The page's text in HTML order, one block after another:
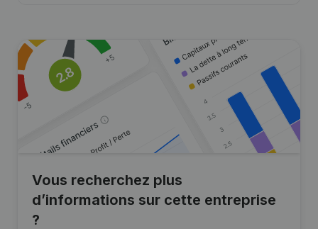
Vous recherchez plus
d’informations sur cette entreprise
?